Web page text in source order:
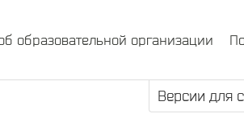
образовательной организации
Версии для